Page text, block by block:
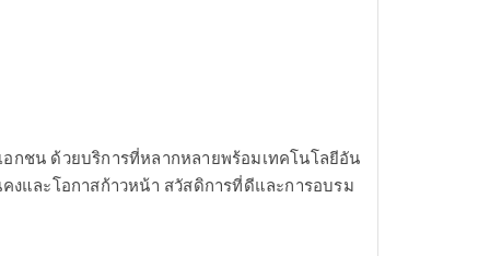
อกชน ด้วยบริการที่หลากหลายพร้อมเทคโนโลยีอัน
และโอกาสก้าวหน้า สวัสดิการที่ดีและการอบรม